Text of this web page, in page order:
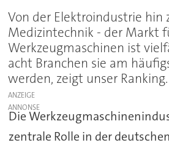
Von der Elektroindustrie hin
Medizintechnik - der Markt
Werkzeugmaschinen ist
acht Branchen sie am
werden, zeigt unser Ranking.
ANZEIGE
Die
zentrale Rolle in der